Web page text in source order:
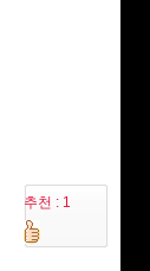
추천 : 1